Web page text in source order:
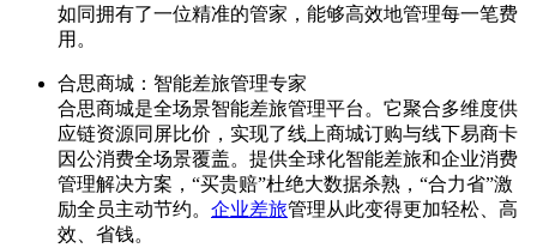
如同拥有了一位精准的管家，能够高效地管理每一笔费
用。
合思商城：智能差旅管理专家
合思商城是全场景智能差旅管理平台。它聚合多维度供
应链资源同屏比价，实现了线上商城订购与线下易商卡
因公消费全场景覆盖。提供全球化智能差旅和企业消费
管理解决方案，“买贵赔”杜绝大数据杀熟，“合力省”激
励全员主动节约。 企业差旅管理从此变得更加轻松、高
效、省钱。